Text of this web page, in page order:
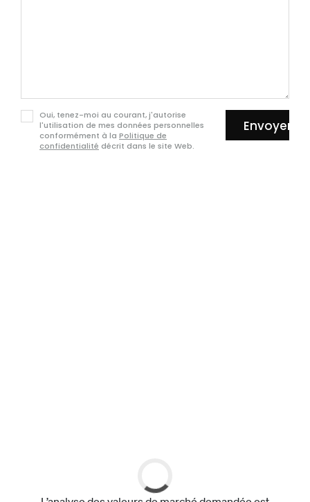
Oui, tenez-moi au courant, j'autorise
l'utilisation de mes données personnelles
conformément à la Politique de
confidentialité décrit dans le site Web.
Envoyer